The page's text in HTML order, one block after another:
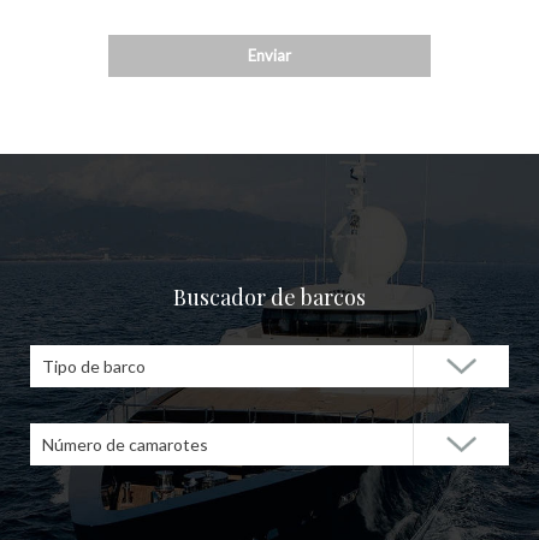
Buscador de barcos
Tipo de barco
Número de camarotes